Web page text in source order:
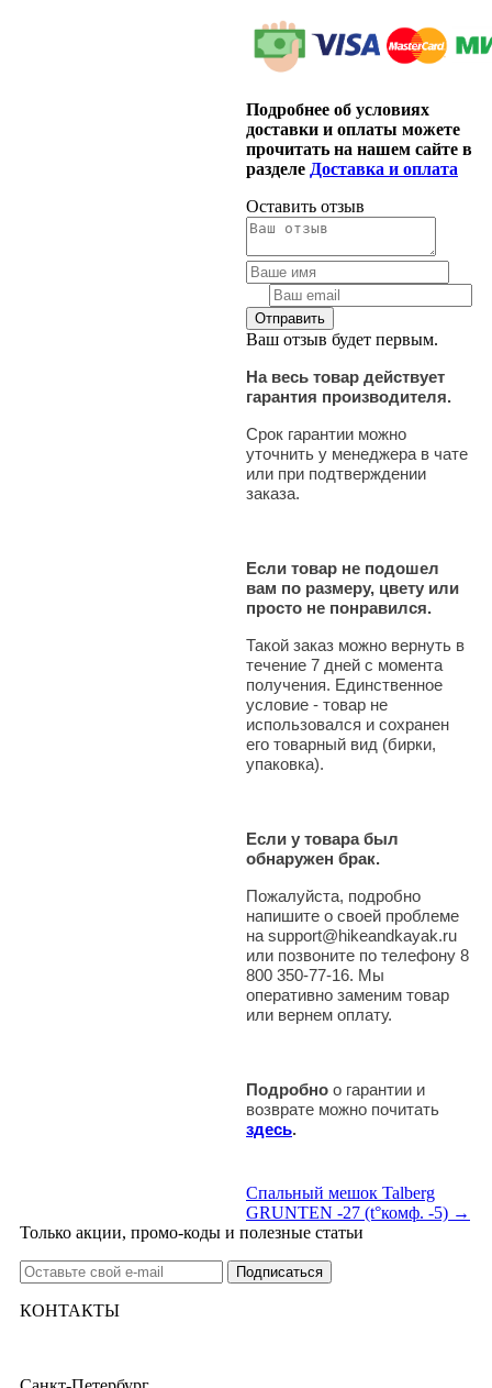
Подробнее об условиях
доставки и оплаты можете
прочитать на нашем сайте в
разделе Доставка и оплата
Оставить отзыв
Ваш отзыв будет первым.
На весь товар действует
гарантия производителя.
Срок гарантии можно
уточнить у менеджера в чате
или при подтверждении
заказа.
Если товар не подошел
вам по размеру, цвету или
просто не понравился.
Такой заказ можно вернуть в
течение 7 дней с момента
получения. Единственное
условие - товар не
использовался и сохранен
его товарный вид (бирки,
упаковка).
Если у товара был
обнаружен брак.
Пожалуйста, подробно
напишите о своей проблеме
на support@hikeandkayak.ru
или позвоните по телефону 8
800 350-77-16. Мы
оперативно заменим товар
или вернем оплату.
Подробно о гарантии и
возврате можно почитать
здесь.
Спальный мешок Talberg
GRUNTEN -27 (t°комф. -5) →
Только акции, промо-коды и полезные статьи
КОНТАКТЫ